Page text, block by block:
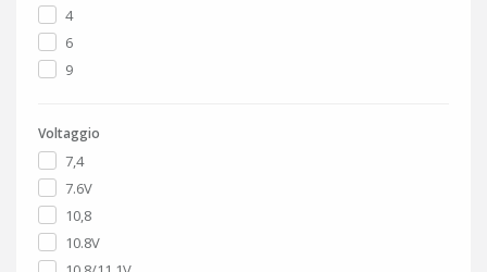
4
6
9
Voltaggio
7,4
7.6V
10,8
10.8V